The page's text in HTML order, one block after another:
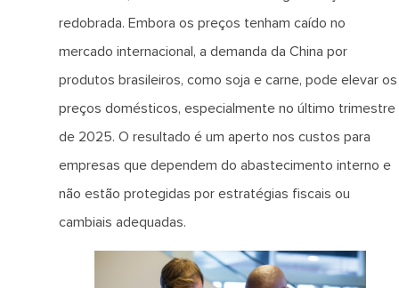
redobrada. Embora os preços tenham caído no
mercado internacional, a demanda da China por
produtos brasileiros, como soja e carne, pode elevar os
preços domésticos, especialmente no último trimestre
de 2025. O resultado é um aperto nos custos para
empresas que dependem do abastecimento interno e
não estão protegidas por estratégias fiscais ou
cambiais adequadas.